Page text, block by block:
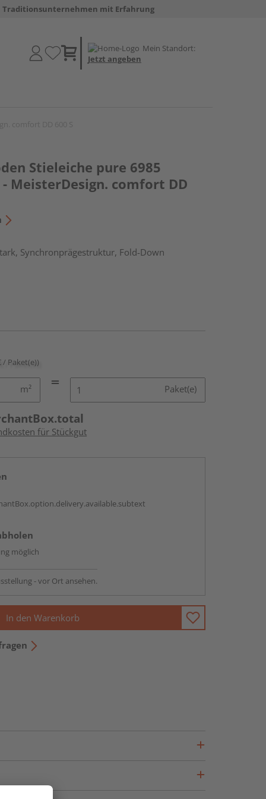
Traditionsunternehmen mit Erfahrung
Mein Standort:
Jetzt angeben
Stieleiche pure 6985
MeisterDesign. comfort DD
Synchronprägestruktur, Fold-Down
/ Paket(e))
m² Paket(e)
für Stückgut
möglich
- vor Ort ansehen.
In den Warenkorb